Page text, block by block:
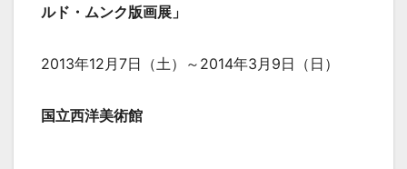
ルド・ムンク版画展」
2013年12月7日（土）～2014年3月9日（日）
国立西洋美術館